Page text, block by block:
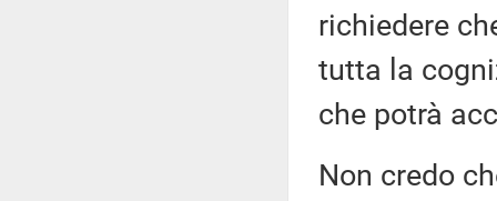
richiedere
tutta la
che potrà
Non credo